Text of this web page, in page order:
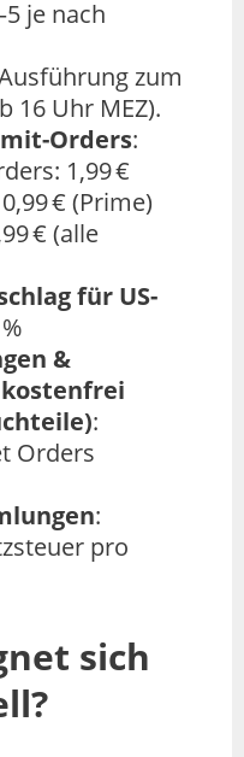
je nach
zum
16 Uhr MEZ).
Orders:
1,99 €
€ (Prime)
€ (alle
für US-
&
kostenfrei
:
Orders
:
pro
sich